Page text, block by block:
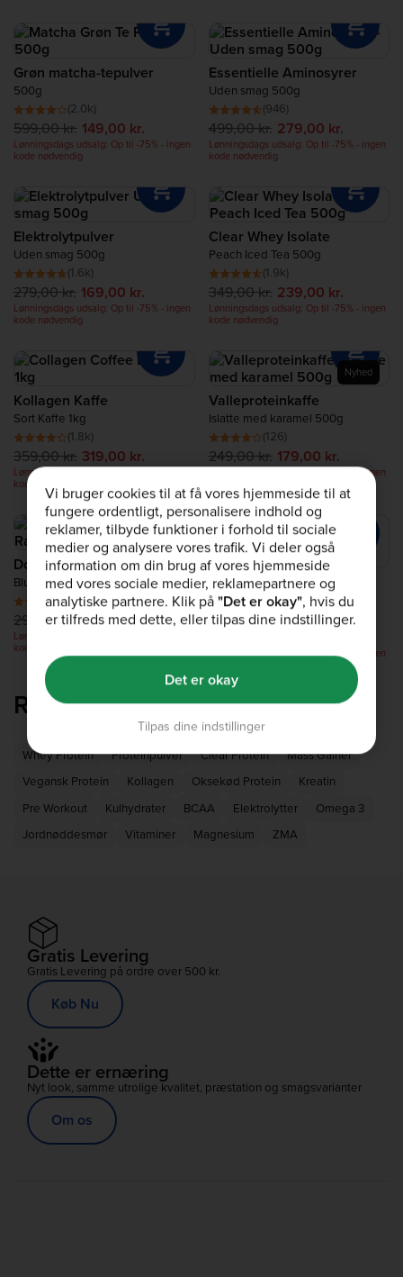
Grøn matcha-tepulver
500g
(2.0k)
599,00 kr. 149,00 kr.
Lønningsdags udsalg: Op til -75% - ingen
kode nødvendig
Essentielle Aminosyrer
Uden smag 500g
(946)
499,00 kr. 279,00 kr.
Lønningsdags udsalg: Op til -75% - ingen
kode nødvendig
Elektrolytpulver
Uden smag 500g
(1.6k)
279,00 kr. 169,00 kr.
Lønningsdags udsalg: Op til -75% - ingen
kode nødvendig
Clear Whey Isolate
Peach Iced Tea 500g
(1.9k)
349,00 kr. 239,00 kr.
Lønningsdags udsalg: Op til -75% - ingen
kode nødvendig
Kollagen Kaffe
Sort Kaffe 1kg
(1.8k)
359,00 kr. 319,00 kr.
Lønningsdags udsalg: Op til -75% - ingen
kode nødvendig
Nyhed
Valleproteinkaffe
Islatte med karamel 500g
(126)
249,00 kr. 179,00 kr.
Lønningsdags udsalg: Op til -75% - ingen
Dope Pre-Workout
Blue Raspberry 510g
(750)
299,00 kr. 199,00 kr.
Lønningsdags udsalg: Op til -75% - ingen
kode nødvendig
Breakfast Smoothie
Blåbær & Hindbær 1kg
(1.4k)
Lønningsdags udsalg: Op til -75% - ingen
Relateret kategori
Whey Protein Proteinpulver Clear Protein
Mass Gainer
Vegansk Protein
Kollagen Oksekød Protein
Kreatin
Pre Workout
Kulhydrater BCAA Elektrolytter
Omega 3
Jordnøddesmør
Vitaminer Magnesium ZMA
Gratis Levering
Gratis Levering på ordre over 500 kr.
Køb Nu
Dette er ernæring
Nyt look, samme utrolige kvalitet, præstation og smagsvarianter
Om os
Vi bruger cookies til at få vores hjemmeside til at
fungere ordentligt, personalisere indhold og
reklamer, tilbyde funktioner i forhold til sociale
medier og analysere vores trafik. Vi deler også
information om din brug af vores hjemmeside
med vores sociale medier, reklamepartnere og
analytiske partnere. Klik på"Det er okay", hvis du
er tilfreds med dette, eller tilpas dine indstillinger.
Tilpas dine indstillinger
Det er okay